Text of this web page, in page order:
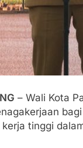
– Wali Kota
tinggi